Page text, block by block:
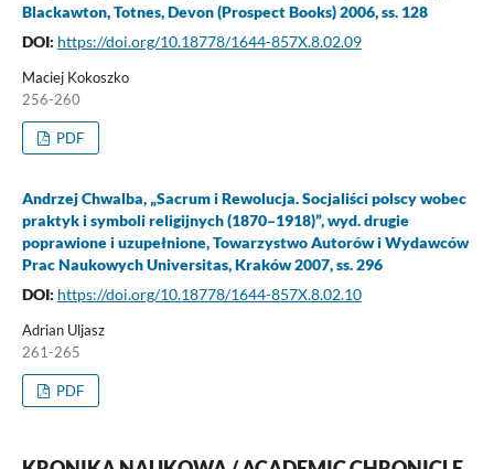
Blackawton, Totnes, Devon (Prospect Books) 2006, ss. 128
DOI: https://doi.org/10.18778/1644-857X.8.02.09
Maciej Kokoszko
256-260
PDF
Andrzej Chwalba, „Sacrum i Rewolucja. Socjaliści polscy wobec
praktyk i symboli religijnych (1870–1918)”, wyd. drugie
poprawione i uzupełnione, Towarzystwo Autorów i Wydawców
Prac Naukowych Universitas, Kraków 2007, ss. 296
DOI: https://doi.org/10.18778/1644-857X.8.02.10
Adrian Uljasz
261-265
PDF